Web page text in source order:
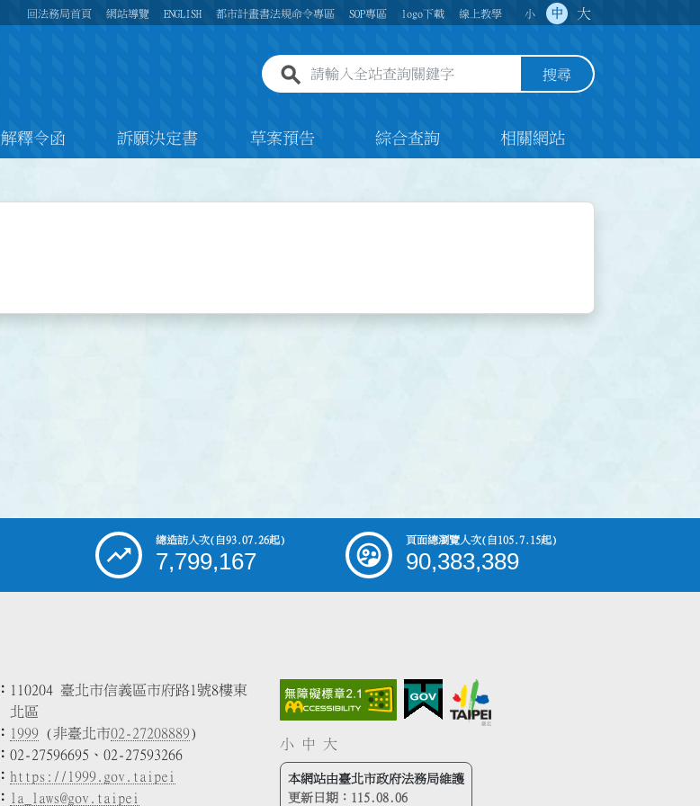
回法務局首頁 網站導覽 ENGLISH 都市計畫書法規命令專區 SOP專區 logo下載 線上教學 小 中 大
全站查詢關鍵字欄位 搜尋
解釋令函 訴願決定書 草案預告 綜合查詢 相關網站
總造訪人次(自93.07.26起)
7,799,167
頁面總瀏覽人次(自105.7.15起)
90,383,389
110204 臺北市信義區市府路1號8樓東
北區
1999 (非臺北市02-27208889)
02-27596695、02-27593266
https://1999.gov.taipei
la_laws@gov.taipei
小 中 大
本網站由臺北市政府法務局維護
更新日期： 115.08.06